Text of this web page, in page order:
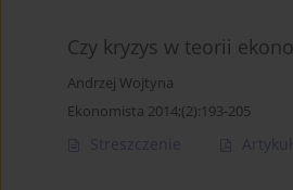
Czy kryzys w teorii
Andrzej Wojtyna
Ekonomista 2014;(2):193-205
Streszczenie Artykuł